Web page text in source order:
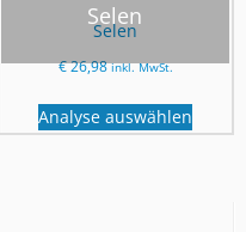
Selen
Selen
€26,98 inkl. MwSt.
Analyse auswählen